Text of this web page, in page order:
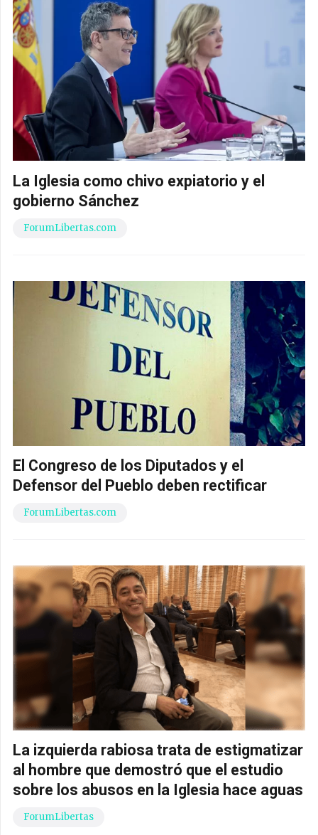
La Iglesia como chivo expiatorio y el
gobierno Sánchez
ForumLibertas.com
El Congreso de los Diputados y el
Defensor del Pueblo deben rectificar
ForumLibertas.com
La izquierda rabiosa trata de estigmatizar
al hombre que demostró que el estudio
sobre los abusos en la Iglesia hace aguas
ForumLibertas